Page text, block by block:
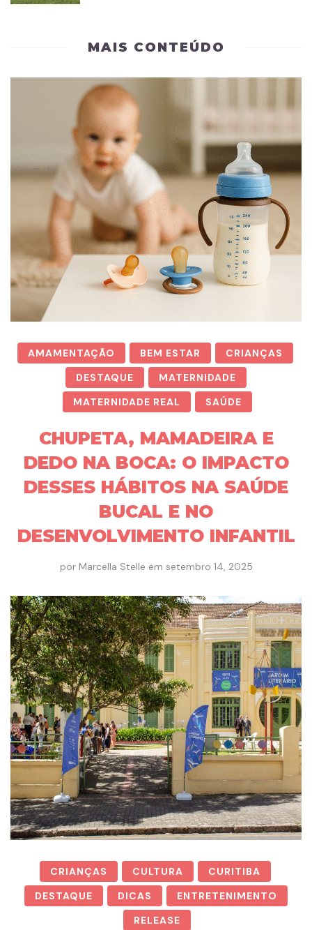
MAIS CONTEÚDO
AMAMENTAÇÃO BEM ESTAR
CRIANÇAS
DESTAQUE
MATERNIDADE
MATERNIDADE REAL
SAÚDE
CHUPETA, MAMADEIRA E
DEDO NA BOCA: O IMPACTO
DESSES HÁBITOS NA SAÚDE
BUCAL E NO
DESENVOLVIMENTO INFANTIL
por Marcella Stelle em setembro 14, 2025
CRIANÇAS CULTURA
CURITIBA
DESTAQUE
DICAS
ENTRETENIMENTO
RELEASE